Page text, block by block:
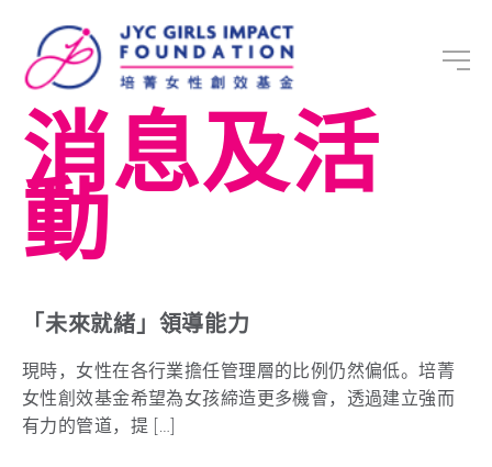
消息及活
動
「未來就緒」領導能力
現時，女性在各行業擔任管理層的比例仍然偏低。培菁
女性創效基金希望為女孩締造更多機會，透過建立強而
有力的管道，提 […]